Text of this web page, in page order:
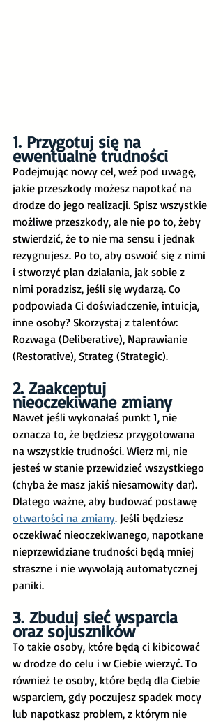
1. Przygotuj się na
ewentualne trudności
Podejmując nowy cel, weź pod uwagę,
jakie przeszkody możesz napotkać na
drodze do jego realizacji. Spisz wszystkie
możliwe przeszkody, ale nie po to, żeby
stwierdzić, że to nie ma sensu i jednak
rezygnujesz. Po to, aby oswoić się z nimi
i stworzyć plan działania, jak sobie z
nimi poradzisz, jeśli się wydarzą. Co
podpowiada Ci doświadczenie, intuicja,
inne osoby? Skorzystaj z talentów:
Rozwaga (Deliberative), Naprawianie
(Restorative), Strateg (Strategic).
2. Zaakceptuj
nieoczekiwane zmiany
Nawet jeśli wykonałaś punkt 1, nie
oznacza to, że będziesz przygotowana
na wszystkie trudności. Wierz mi, nie
jesteś w stanie przewidzieć wszystkiego
(chyba że masz jakiś niesamowity dar).
Dlatego ważne, aby budować postawę
otwartości na zmiany. Jeśli będziesz
oczekiwać nieoczekiwanego, napotkane
nieprzewidziane trudności będą mniej
straszne i nie wywołają automatycznej
paniki.
3. Zbuduj sieć wsparcia
oraz sojuszników
To takie osoby, które będą ci kibicować
w drodze do celu i w Ciebie wierzyć. To
również te osoby, które będą dla Ciebie
wsparciem, gdy poczujesz spadek mocy
lub napotkasz problem, z którym nie